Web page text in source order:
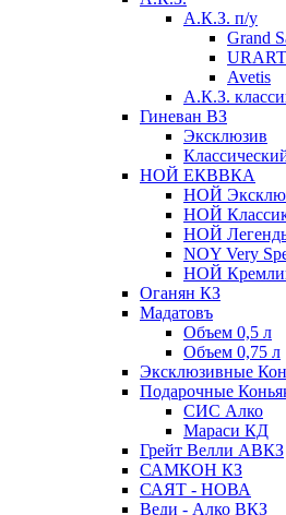
А.К.З. п/у
Grand
Avetis
А.К.З.
Гиневан ВЗ
Эксклюзив
НОЙ ЕКВВКА
НОЙ
НОЙ
НОЙ
NOY Very
НОЙ
Оганян КЗ
Мадатовъ
Объем 0,5 л
Объем 0,75 л
Эксклюзивные
Подарочные
СИС Алко
Мараси КД
Грейт Велли АВКЗ
САМКОН КЗ
САЯТ - НОВА
Веди - Алко ВКЗ